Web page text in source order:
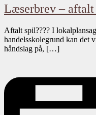
Læserbrev – aftalt
Aftalt spil???? I
handelsskolegrund kan det
håndslag på, […]